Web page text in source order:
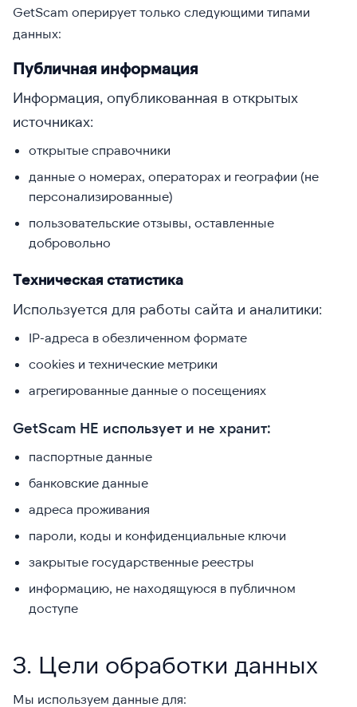
GetScam оперирует только следующими типами
данных:
Публичная информация
Информация, опубликованная в открытых
источниках:
открытые справочники
данные о номерах, операторах и географии (не
персонализированные)
пользовательские отзывы, оставленные
добровольно
Техническая статистика
Используется для работы сайта и аналитики:
IP-адреса в обезличенном формате
cookies и технические метрики
агрегированные данные о посещениях
GetScam НЕ использует и не хранит:
паспортные данные
банковские данные
адреса проживания
пароли, коды и конфиденциальные ключи
закрытые государственные реестры
информацию, не находящуюся в публичном
доступе
3. Цели обработки данных
Мы используем данные для: